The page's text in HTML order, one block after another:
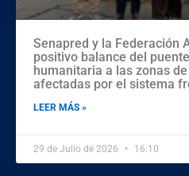
Senapred y la Federación
positivo balance del
humanitaria a las zonas
afectadas por el sistema
LEER MÁS »
29 de Julio de 2026 16:10